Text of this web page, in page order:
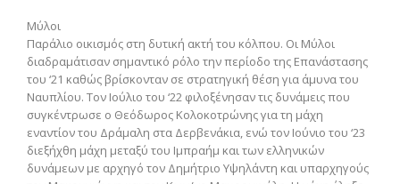
Μύλοι
Παράλιο οικισμός στη δυτική ακτή του κόλπου. Οι Μύλοι
διαδραμάτισαν σημαντικό ρόλο την περίοδο της Επανάστασης
του ‘21 καθώς βρίσκονταν σε στρατηγική θέση για άμυνα του
Ναυπλίου. Τον Ιούλιο του ‘22 φιλοξένησαν τις δυνάμεις που
συγκέντρωσε ο Θεόδωρος Κολοκοτρώνης για τη μάχη
εναντίον του Δράμαλη στα Δερβενάκια, ενώ τον Ιούνιο του ‘23
διεξήχθη μάχη μεταξύ του Ιμπραήμ και των ελληνικών
δυνάμεων με αρχηγό τον Δημήτριο Υψηλάντη και υπαρχηγούς